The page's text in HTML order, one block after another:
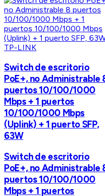
TP-LINK
Switch de escritorio
PoE+, no Administrable
puertos 10/100/1000
Mbps + 1 puertos
10/100/1000 Mbps
(Uplink) + 1 puerto SFP,
63W
Switch de escritorio
PoE+, no Administrable
puertos 10/100/1000
Mbps + 1 puertos